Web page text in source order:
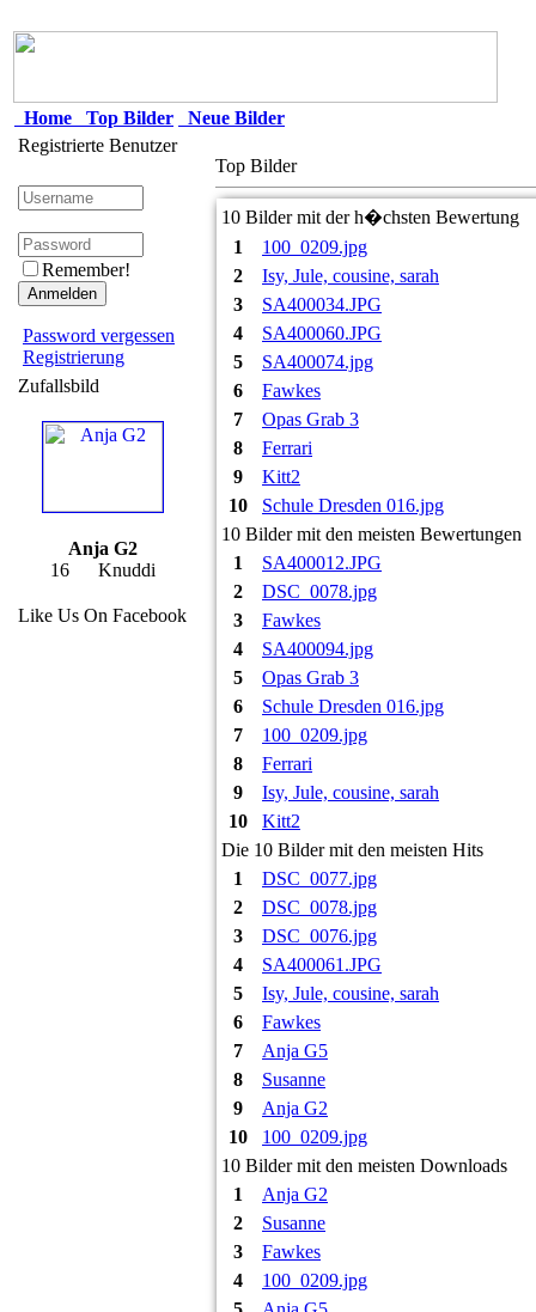
Home Top Bilder
Neue Bilder
Registrierte Benutzer
Remember!
Password vergessen
Registrierung
Zufallsbild
Anja G2
16 Knuddi
Like Us On Facebook
Top Bilder
10 Bilder mit der h�chsten Bewertung
1
100_0209.jpg
2
Isy, Jule, cousine, sarah
3
SA400034.JPG
4
SA400060.JPG
5
SA400074.jpg
6
Fawkes
7
Opas Grab 3
8
Ferrari
9
Kitt2
10
Schule Dresden 016.jpg
10 Bilder mit den meisten Bewertungen
1
SA400012.JPG
2
DSC_0078.jpg
3
Fawkes
4
SA400094.jpg
5
Opas Grab 3
6
Schule Dresden 016.jpg
7
100_0209.jpg
8
Ferrari
9
Isy, Jule, cousine, sarah
10
Kitt2
Die 10 Bilder mit den meisten Hits
1
DSC_0077.jpg
2
DSC_0078.jpg
3
DSC_0076.jpg
4
SA400061.JPG
5
Isy, Jule, cousine, sarah
6
Fawkes
7
Anja G5
8
Susanne
9
Anja G2
10
100_0209.jpg
10 Bilder mit den meisten Downloads
1
Anja G2
2
Susanne
3
Fawkes
4
100_0209.jpg